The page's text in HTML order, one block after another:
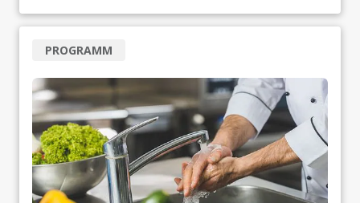
PROGRAMM